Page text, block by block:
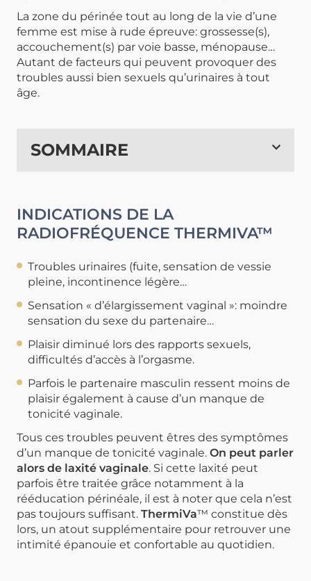
La zone du périnée tout au long de la vie d’une
femme est mise à rude épreuve: grossesse(s),
accouchement(s) par voie basse, ménopause…
Autant de facteurs qui peuvent provoquer des
troubles aussi bien sexuels qu’urinaires à tout
âge.
SOMMAIRE
INDICATIONS DE LA
RADIOFRÉQUENCE THERMIVA™
Troubles urinaires (fuite, sensation de vessie
pleine, incontinence légère…
Sensation « d’élargissement vaginal »: moindre
sensation du sexe du partenaire…
Plaisir diminué lors des rapports sexuels,
difficultés d’accès à l’orgasme.
Parfois le partenaire masculin ressent moins de
plaisir également à cause d’un manque de
tonicité vaginale.
Tous ces troubles peuvent êtres des symptômes
d’un manque de tonicité vaginale. On peut parler
alors de laxité vaginale. Si cette laxité peut
parfois être traitée grâce notamment à la
rééducation périnéale, il est à noter que cela n’est
pas toujours suffisant. ThermiVa™ constitue dès
lors, un atout supplémentaire pour retrouver une
intimité épanouie et confortable au quotidien.